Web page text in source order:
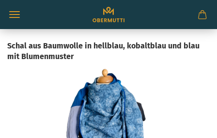
Schal aus Baumwolle in hellblau, kobaltblau und blau
mit Blumenmuster